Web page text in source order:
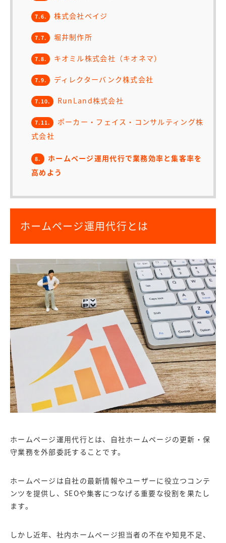
7.6. 株式会社ベイジ
7.7. 堀井制作所
7.8. キオミル株式会社（キオネマ）
7.9. ディレクターバンク株式会社
7.10. RunLand株式会社
7.11.
ポーカー・フェイス・コンサルティング株
式会社
8.
ホームページ運用代行で業務効率と集客率を
高めよう
ホームページ運用代行とは
ホームページ運用代行とは、自社ホームページの更新・保
守業務を外部委託することです。
ホームページは自社の最新情報やユーザーに役立つコンテ
ンツを提供し、SEOや集客につなげる重要な役割を果たし
ます。
しかし近年、社内ホームページ担当者の不在や知見不足、